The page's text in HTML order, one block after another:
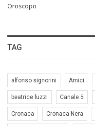
Oroscopo
TAG
alfonso signorini Amici
beatrice luzzi Canale 5
Cronaca Cronaca Nera